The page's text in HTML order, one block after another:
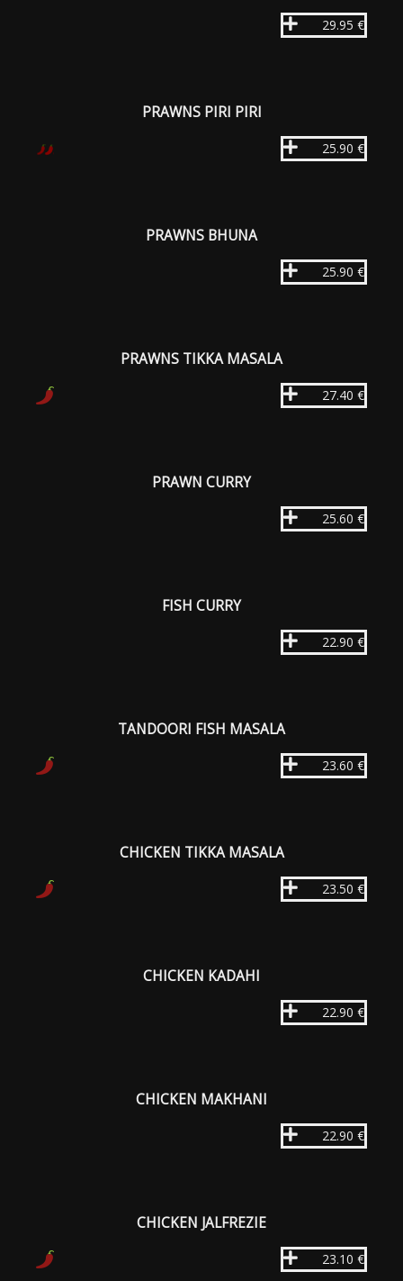
29.95 €
PRAWNS PIRI PIRI
25.90 €
PRAWNS BHUNA
25.90 €
PRAWNS TIKKA MASALA
27.40 €
PRAWN CURRY
25.60 €
FISH CURRY
22.90 €
TANDOORI FISH MASALA
23.60 €
CHICKEN TIKKA MASALA
23.50 €
CHICKEN KADAHI
22.90 €
CHICKEN MAKHANI
22.90 €
CHICKEN JALFREZIE
23.10 €